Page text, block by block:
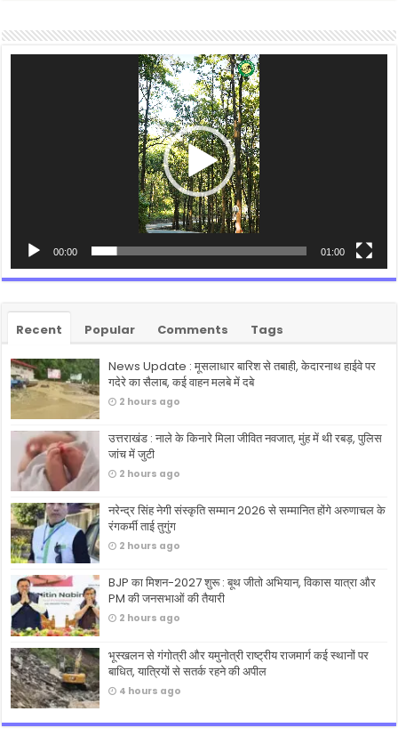
00:00 01:00
Recent Popular Comments Tags
News Update : मूसलाधार बारिश से तबाही, केदारनाथ हाईवे पर
गदेरे का सैलाब, कई वाहन मलबे में दबे
2 hours ago
उत्तराखंड : नाले के किनारे मिला जीवित नवजात, मुंह में थी रबड़, पुलिस
जांच में जुटी
2 hours ago
नरेन्द्र सिंह नेगी संस्कृति सम्मान 2026 से सम्मानित होंगे अरुणाचल के
रंगकर्मी ताई तुगुंग
2 hours ago
BJP का मिशन-2027 शुरू : बूथ जीतो अभियान, विकास यात्रा और
PM की जनसभाओं की तैयारी
2 hours ago
भूस्खलन से गंगोत्री और यमुनोत्री राष्ट्रीय राजमार्ग कई स्थानों पर
बाधित, यात्रियों से सतर्क रहने की अपील
4 hours ago